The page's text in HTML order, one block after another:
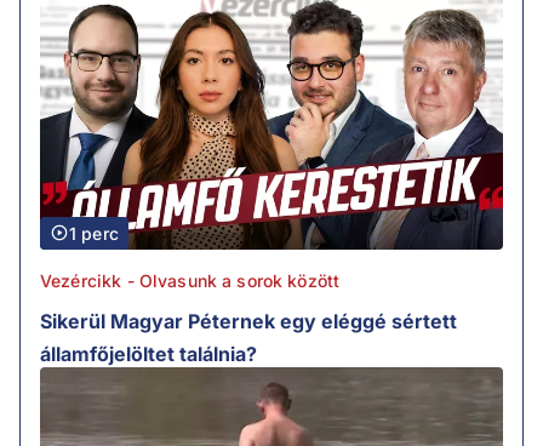
1 perc
Vezércikk - Olvasunk a sorok között
Sikerül Magyar Péternek egy eléggé sértett
államfőjelöltet találnia?